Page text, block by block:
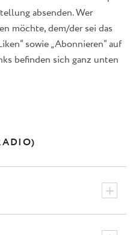
absenden. Wer
möchte, dem/der sei das
sowie „Abonnieren“ auf
befinden sich ganz unten
+